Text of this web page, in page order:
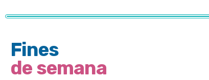
Fines
de semana